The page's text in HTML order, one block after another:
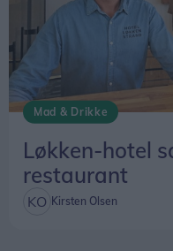
Mad & Drikke
Løkken-hotel
restaurant
Kirsten Olsen